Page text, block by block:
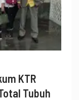
KTR
Tubuh